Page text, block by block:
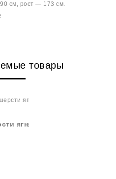
см, рост — 173 см.
товары
ягнят серая